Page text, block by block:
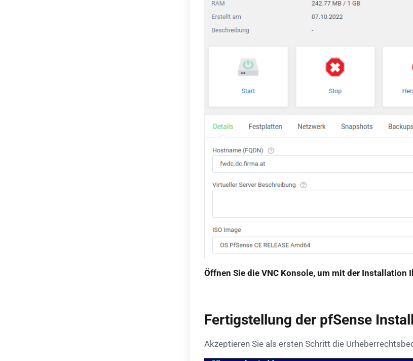
Öffnen Sie die VNC Konsole, um mit der Installation
Fertigstellung der pfSense
Akzeptieren Sie als ersten Schritt die